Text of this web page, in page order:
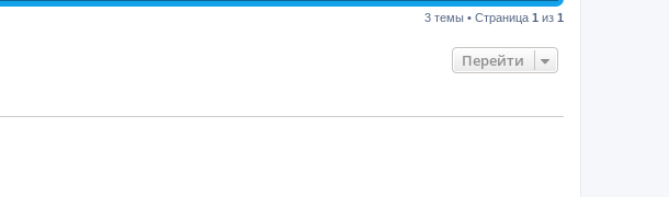
3 темы • Страница 1 из 1
Перейти